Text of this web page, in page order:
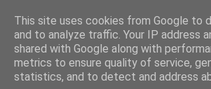
Parakato.gr
This site uses cookies from Google to
and to analyze traffic. Your IP address
shared with Google along with
metrics to ensure quality of service,
statistics, and to detect and address